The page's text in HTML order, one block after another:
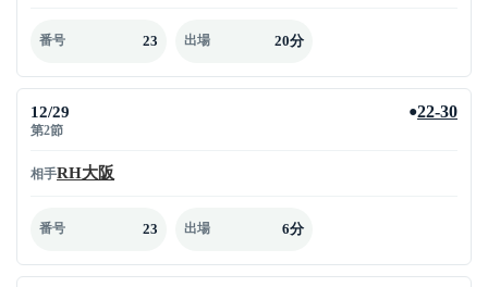
番号 23 出場 20分
12/29
第2節
●22-30
相手RH大阪
番号 23 出場 6分